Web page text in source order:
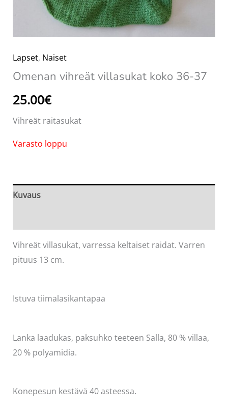
Lapset, Naiset
Omenan vihreät villasukat koko 36-37
25.00€
Vihreät raitasukat
Varasto loppu
Kuvaus
Vihreät villasukat, varressa keltaiset raidat. Varren
pituus 13 cm.
Istuva tiimalasikantapaa
Lanka laadukas, paksuhko teeteen Salla, 80 % villaa,
20 % polyamidia.
Konepesun kestävä 40 asteessa.